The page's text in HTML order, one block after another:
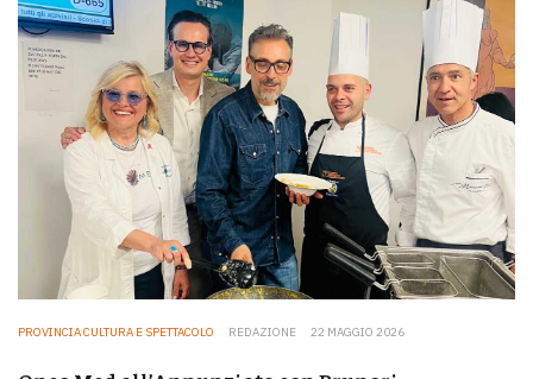
PROVINCIA CULTURA E SPETTACOLO REDAZIONE 22 MAGGIO 2026